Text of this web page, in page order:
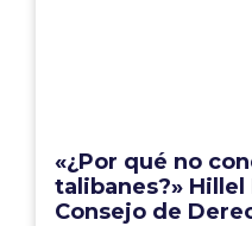
«¿Por qué no
talibanes?»
Consejo de